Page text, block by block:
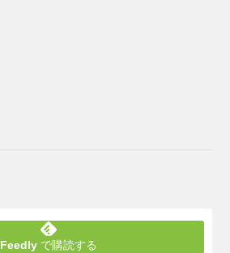
Feedly で購読する